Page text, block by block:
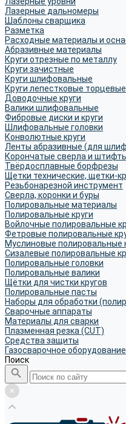
Лазерные дальномеры
Шаблоны сварщика
Разметка
Расходные материалы и
Абразивные материалы
Круги отрезные по металлу
Круги зачистные
Круги шлифовальные
Круги лепестковые торцевые
Доводочные круги
Валики шлифовальные
Фибровые диски и круги
Шлифовальные головки
Конволютные круги
Ленты абразивные (для
Корончатые сверла и
Твёрдосплавные борфрезы
Щетки технические, щетки-
Резьбонарезной инструмент
Сверла, коронки и буры
Полировальные материалы
Полировальные круги
Войлочные полировальные
Фетровые полировальные
Муслиновые полировальные
Cизалевые полировальные
Полировальные головки
Полировальные валики
Щётки для чистки кругов
Полировальные пасты
Наборы для обработки
Сварочные аппараты
Материалы для сварки
Плазменная резка (CUT)
Средства защиты
Газосварочное оборудование
Поиск